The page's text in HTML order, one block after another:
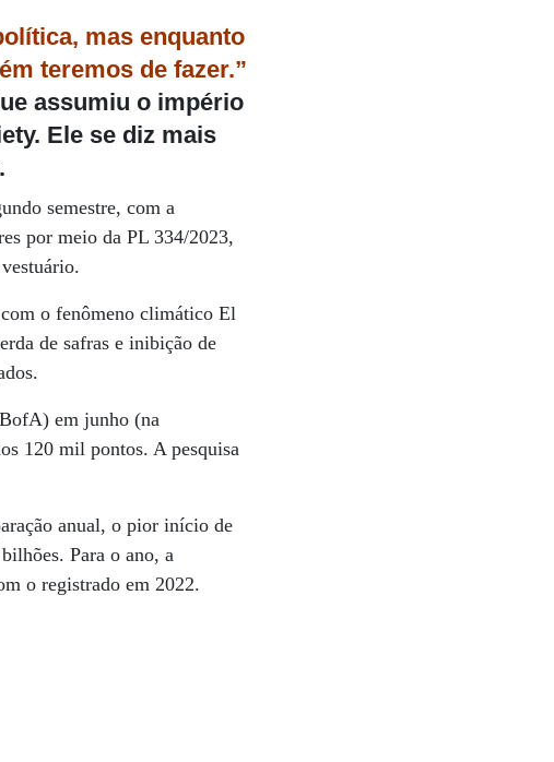
mas enquanto
teremos de fazer.”
assumiu o império
Ele se diz mais
semestre, com a
por meio da PL 334/2023,
o fenômeno climático El
de safras e inibição de
em junho (na
120 mil pontos. A pesquisa
anual, o pior início de
Para o ano, a
o registrado em 2022.